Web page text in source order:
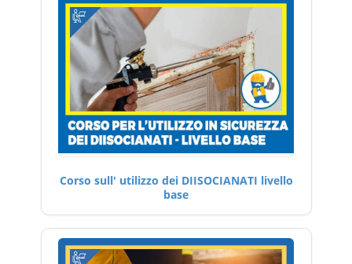
Corso sull' utilizzo dei DIISOCIANATI livello
base